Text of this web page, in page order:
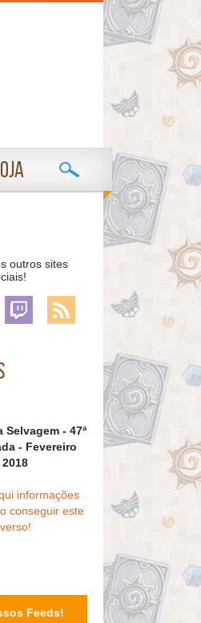
outros sites
- 47ª
- Fevereiro
2018
informações
conseguir este
verso!
Feeds!